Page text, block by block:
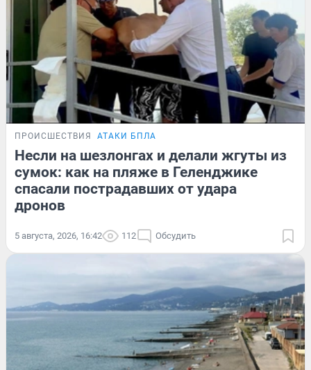
ПРОИСШЕСТВИЯ АТАКИ БПЛА
Несли на шезлонгах и делали жгуты из
сумок: как на пляже в Геленджике
спасали пострадавших от удара
дронов
5 августа, 2026, 16:42 112 Обсудить